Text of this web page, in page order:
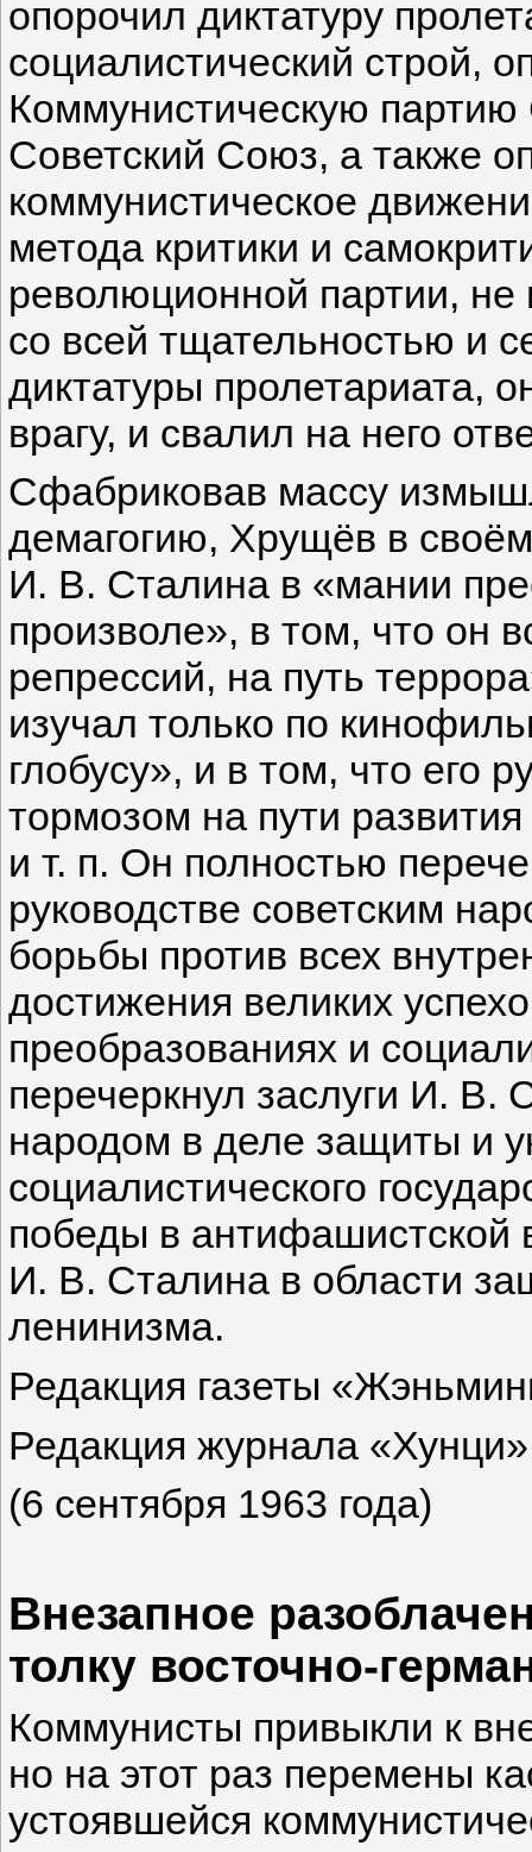
опорочил диктатуру
социалистический строй,
Коммунистическую
Советский Союз, а также
коммунистическое
метода критики и
революционной партии,
со всей тщательностью и
диктатуры пролетариата,
врагу, и свалил на него
Сфабриковав массу
демагогию, Хрущёв в
И. В. Сталина в «мании
произволе», в том, что он
репрессий, на путь
изучал только по
глобусу», и в том, что его
тормозом на пути
и т. п. Он полностью
руководстве советским
борьбы против всех
достижения великих
преобразованиях и
перечеркнул заслуги И. В.
народом в деле защиты и
социалистического
победы в антифашистской
И. В. Сталина в области
ленинизма.
Редакция газеты
Редакция журнала «Хунци»
(6 сентября 1963 года)
Внезапное
толку восточно-
Коммунисты привыкли к
но на этот раз перемены
устоявшейся